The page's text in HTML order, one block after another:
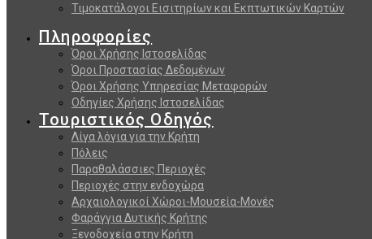
Τιμοκατάλογοι Εισιτηρίων και Εκπτωτικών Καρτών
Πληροφορίες
Όροι Χρήσης Ιστοσελίδας
Όροι Προστασίας Δεδομένων
Όροι Χρήσης Υπηρεσίας Μεταφορών
Οδηγίες Χρήσης Ιστοσελίδας
Τουριστικός Οδηγός
Λίγα λόγια για την Κρήτη
Πόλεις
Παραθαλάσσιες Περιοχές
Περιοχές στην ενδοχώρα
Αρχαιολογικοί Χώροι-Μουσεία-Μονές
Φαράγγια Δυτικής Κρήτης
Ξενοδοχεία στην Κρήτη